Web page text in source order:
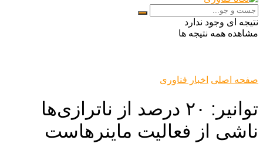
نتیجه ای وجود ندارد
مشاهده همه نتیجه ها
صفحه اصلی اخبار فناوری
توانیر: ۲۰ درصد از ناترازی‌ها
ناشی از فعالیت ماینرهاست